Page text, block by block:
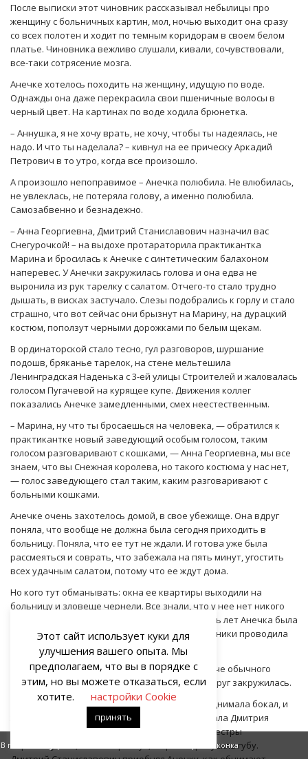
После выписки этот чиновник рассказывал небылицы про
женщину с больничных картин, мол, ночью выходит она сразу
со всех полотен и ходит по темным коридорам в своем белом
платье. Чиновника вежливо слушали, кивали, сочувствовали,
все-таки сотрясение мозга.
Анечке хотелось походить на женщину, идущую по воде.
Однажды она даже перекрасила свои пшеничные волосы в
черный цвет. На картинах по воде ходила брюнетка.
– Аннушка, я не хочу врать, не хочу, чтобы ты надеялась, не
надо. И что ты наделала? – кивнул на ее прическу Аркадий
Петрович в то утро, когда все произошло.
А произошло непоправимое – Анечка полюбила. Не влюбилась,
не увлеклась, не потеряла голову, а именно полюбила.
Самозабвенно и безнадежно.
– Анна Георгиевна, Дмитрий Станиславович назначил вас
Снегурочкой! – на выдохе протараторила практикантка
Марина и бросилась к Анечке с синтетическим балахоном
наперевес. У Анечки закружилась голова и она едва не
выронила из рук тарелку с салатом. Отчего-то стало трудно
дышать, в висках застучало. Слезы подобрались к горлу и стало
страшно, что вот сейчас они брызнут на Марину, на дурацкий
костюм, поползут черными дорожками по белым щекам.
В ординаторской стало тесно, гул разговоров, шуршание
подошв, бряканье тарелок, на стене мельтешила
Ленинградская Наденька с 3-ей улицы Строителей и жаловалась
голосом Пугачевой на курящее купе. Движения коллег
показались Анечке замедленными, смех неестественным.
– Марина, ну что ты бросаешься на человека, — обратился к
практикантке новый заведующий особым голосом, таким
голосом разговаривают с кошками, — Анна Георгиевна, мы все
знаем, что вы Снежная королева, но такого костюма у нас нет,
— голос заведующего стал таким, каким разговаривают с
больными кошками.
Анечке очень захотелось домой, в свое убежище. Она вдруг
поняла, что вообще не должна была сегодня приходить в
больницу. Поняла, что ее тут не ждали. И готова уже была
рассмеяться и соврать, что забежала на пять минут, угостить
всех удачным салатом, потому что ее ждут дома.
Но кого тут обманывать: окна ее квартиры выходили на
больницу и зловеще чернели. Все знали, что у нее нет никого
кроме кошки Фроси. И что последние двадцать лет Анечка была
правой рукой Аркадия Петровича и все праздники проводила
вместе с ним, тут в больнице.
– Снегурочка, так Снегурочка, — сказала громче обычного
Анечка и, выхватив костюм из рук Марины, вдруг закружилась.
Она кружилась у стола в ординаторской, и поднимала бокал, и
желала всем счастья, и не заметила, как назвала Дмитрия
Станиславовича Аркадием Петровичем. Медсестры
переглянулись, Славик крякнул, Марина прикусила губу.
В поисках внутреннего Камышка Черная иконка
Этот сайт использует куки для
улучшения вашего опыта. Мы
предполагаем, что вы в порядке с
этим, но вы можете отказаться, если
хотите.
настройки Cookie
принять